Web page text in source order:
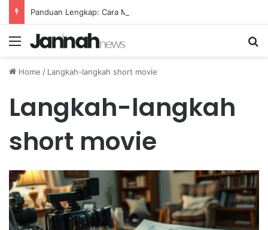
Menu
Home / Langkah-langkah short movie
Langkah-langkah
short movie